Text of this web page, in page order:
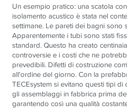
Un esempio pratico: una scatola
isolamento acustico è stata nel
settimane. Le pareti dei bagni sono
Apparentemente i tubi sono stati
standard. Questo ha creato
controversie e i costi che ne
prevedibili. Difetti di costruzione
all'ordine del giorno. Con la
TECEsystem si evitano questi tipi di
gli assemblaggi in fabbrica prima
garantendo così una qualità